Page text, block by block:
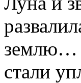
землю…
стали